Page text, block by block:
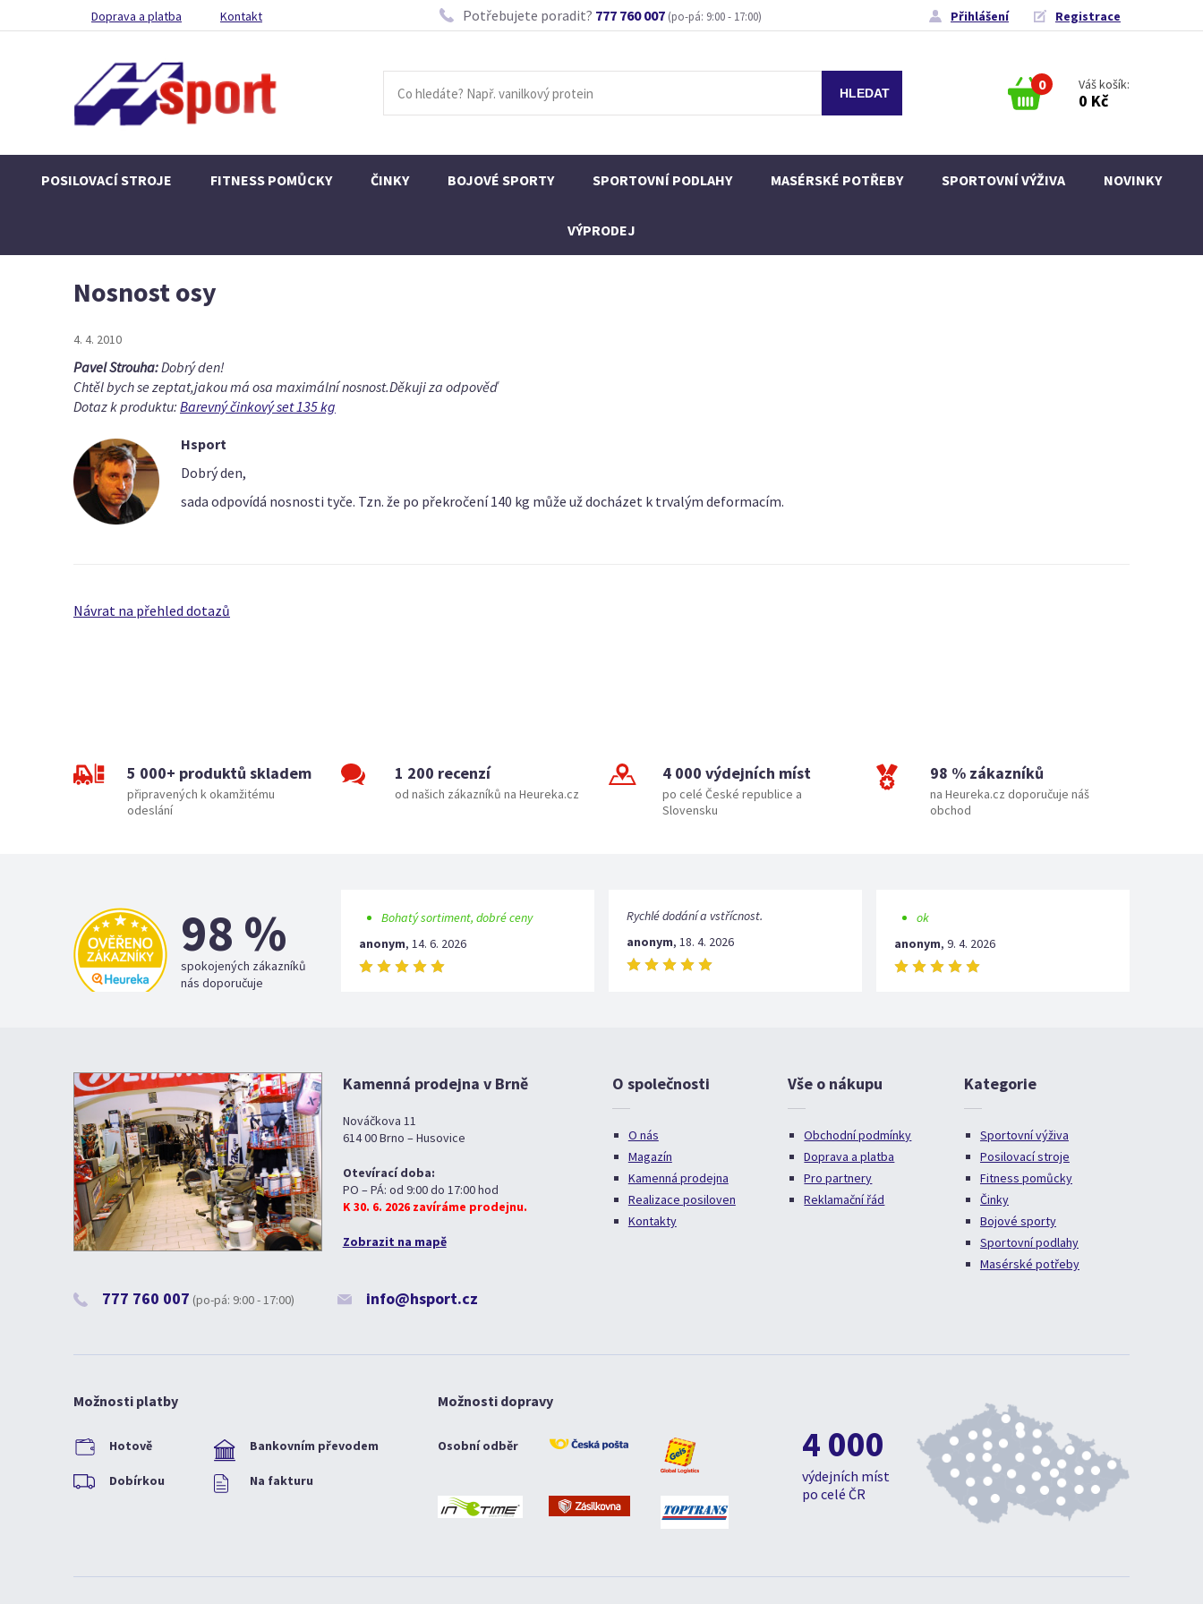
Doprava a platba Kontakt Potřebujete poradit? 777 760 007 (po-pá: 9:00 - 17:00) Přihlášení Registrace
0 Váš košík:
0 Kč
POSILOVACÍ STROJE FITNESS POMŮCKY ČINKY BOJOVÉ SPORTY SPORTOVNÍ PODLAHY MASÉRSKÉ POTŘEBY SPORTOVNÍ VÝŽIVA NOVINKY
VÝPRODEJ
Nosnost osy
4. 4. 2010
Pavel Strouha:Dobrý den!
Chtěl bych se zeptat,jakou má osa maximální nosnost.Děkuji za odpověď
Dotaz k produktu: Barevný činkový set 135 kg
Hsport
Dobrý den,
sada odpovídá nosnosti tyče. Tzn. že po překročení 140 kg může už docházet k trvalým deformacím.
Návrat na přehled dotazů
5 000+ produktů skladem
připravených k okamžitému
odeslání
1 200 recenzí
od našich zákazníků na Heureka.cz
4 000 výdejních míst
po celé České republice a
Slovensku
98 % zákazníků
na Heureka.cz doporučuje náš
obchod
98 %
spokojených zákazníků
nás doporučuje
Bohatý sortiment, dobré ceny
anonym, 14. 6. 2026
Rychlé dodání a vstřícnost.
anonym, 18. 4. 2026
ok
anonym, 9. 4. 2026
Kamenná prodejna v Brně
Nováčkova 11
614 00 Brno – Husovice
Otevírací doba:
PO – PÁ: od 9:00 do 17:00 hod
K 30. 6. 2026 zavíráme prodejnu.
Zobrazit na mapě
777 760 007 (po-pá: 9:00 - 17:00) info@hsport.cz
O společnosti
O nás
Magazín
Kamenná prodejna
Realizace posiloven
Kontakty
Vše o nákupu
Obchodní podmínky
Doprava a platba
Pro partnery
Reklamační řád
Kategorie
Sportovní výživa
Posilovací stroje
Fitness pomůcky
Činky
Bojové sporty
Sportovní podlahy
Masérské potřeby
Možnosti platby
Hotově Bankovním převodem
Dobírkou Na fakturu
Možnosti dopravy
Osobní odběr 4 000
výdejních míst
po celé ČR